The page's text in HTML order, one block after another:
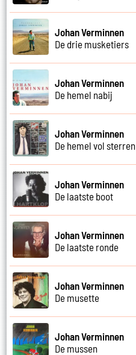
Johan Verminnen
De drie musketiers
Johan Verminnen
De hemel nabij
Johan Verminnen
De hemel vol sterren
Johan Verminnen
De laatste boot
Johan Verminnen
De laatste ronde
Johan Verminnen
De musette
Johan Verminnen
De mussen